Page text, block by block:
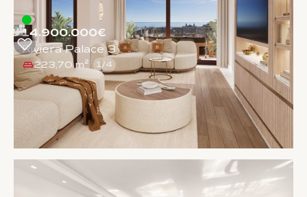
14.900.000€
Riviera Palace 3
223,70 m² 1/4